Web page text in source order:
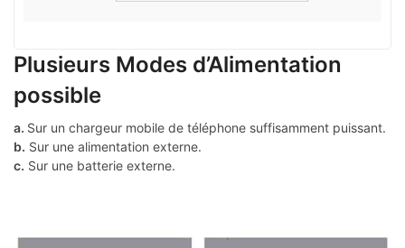
Plusieurs Modes d’Alimentation
possible
a. Sur un chargeur mobile de téléphone suffisamment puissant.
b. Sur une alimentation externe.
c. Sur une batterie externe.